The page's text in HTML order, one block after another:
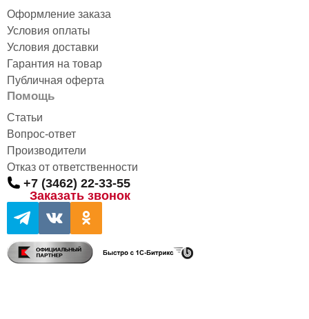
Оформление заказа
Условия оплаты
Условия доставки
Гарантия на товар
Публичная оферта
Помощь
Статьи
Вопрос-ответ
Производители
Отказ от ответственности
+7 (3462) 22-33-55
Заказать звонок